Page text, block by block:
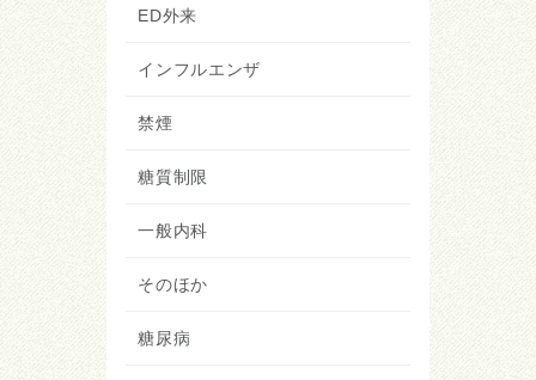
ED外来
インフルエンザ
禁煙
糖質制限
一般内科
そのほか
糖尿病